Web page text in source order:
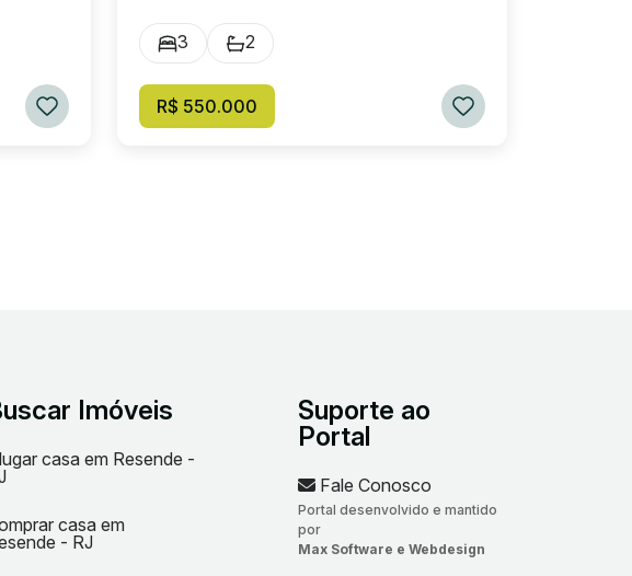
3 2
R$ 550.000
Imóveis
casa em Resende -
casa em
- RJ
Suporte ao
Portal
Fale Conosco
Portal desenvolvido e mantido
por
Max Software e Webdesign